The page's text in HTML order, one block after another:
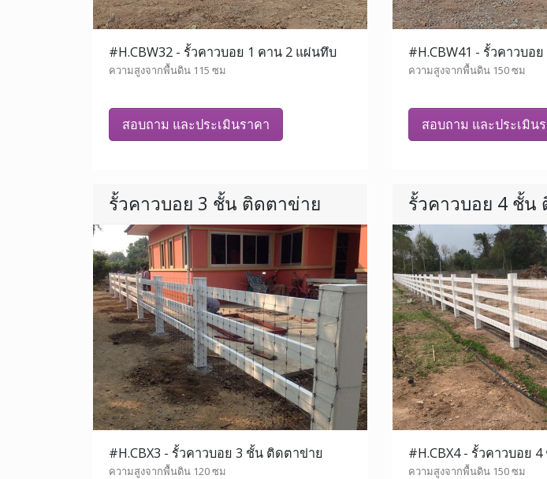
#H.CBW32 - รั้วคาวบอย 1 คาน 2 แผ่นทึบ
ความสูงจากพื้นดิน 115 ซม
สอบถาม และประเมินราคา
#H.CBW41 - รั้วคาวบอ
ความสูงจากพื้นดิน 150 ซม
สอบถาม และประเมิน
รั้วคาวบอย 3 ชั้น ติดตาข่าย
#H.CBX3 - รั้วคาวบอย 3 ชั้น ติดตาข่าย
ความสูงจากพื้นดิน 120 ซม
รั้วคาวบอย 4 ชั้น
#H.CBX4 - รั้วคาวบอย
ความสูงจากพื้นดิน 150 ซม